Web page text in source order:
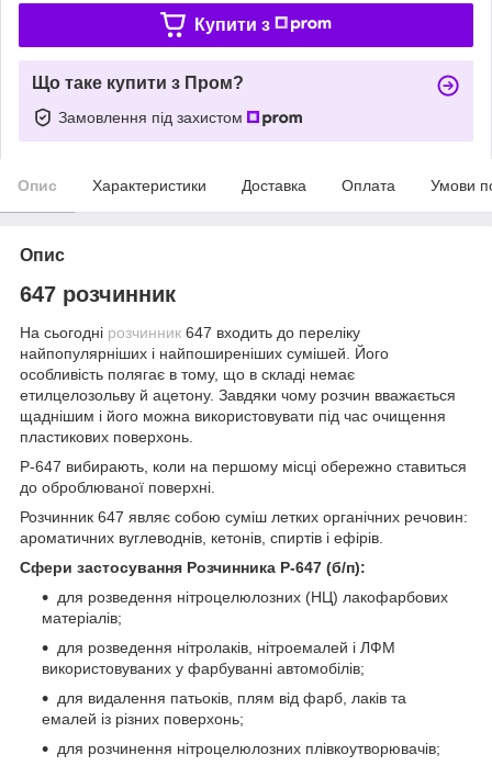
Купити з
Що таке купити з Пром?
Замовлення під захистом
Опис Характеристики Доставка Оплата Умови
Опис
647 розчинник
На сьогодні розчинник 647 входить до переліку
найпопулярніших і найпоширеніших сумішей. Його
особливість полягає в тому, що в складі немає
етилцелозольву й ацетону. Завдяки чому розчин вважається
щаднішим і його можна використовувати під час очищення
пластикових поверхонь.
Р-647 вибирають, коли на першому місці обережно ставиться
до оброблюваної поверхні.
Розчинник 647 являє собою суміш летких органічних речовин:
ароматичних вуглеводнів, кетонів, спиртів і ефірів.
Сфери застосування Розчинника Р-647 (б/п):
для розведення нітроцелюлозних (НЦ) лакофарбових
матеріалів;
для розведення нітролаків, нітроемалей і ЛФМ
використовуваних у фарбуванні автомобілів;
для видалення патьоків, плям від фарб, лаків та
емалей із різних поверхонь;
для розчинення нітроцелюлозних плівкоутворювачів;